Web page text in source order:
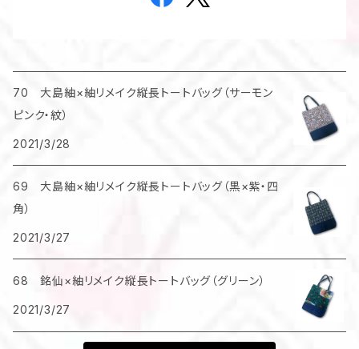
70 大島紬×紬リメイク縦長トートバッグ（サーモン
ピンク・紋）
2021/3/28
69 大島紬×紬リメイク縦長トートバッグ（黒×紫・四
角）
2021/3/27
68 銘仙×紬リメイク縦長トートバッグ（グリーン）
2021/3/27